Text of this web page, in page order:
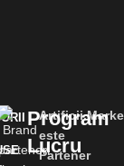
Program
Lucru
este
Partener